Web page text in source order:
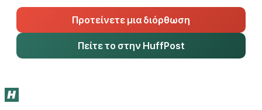
Προτείνετε μια διόρθωση
Πείτε το στην HuffPost